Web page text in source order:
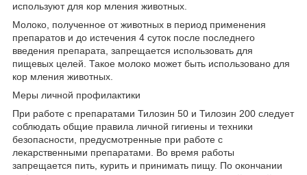
используют для кор мления животных.
Молоко, полученное от животных в период применения
препаратов и до истечения 4 суток после последнего
введения препарата, запрещается использовать для
пищевых целей. Такое молоко может быть использовано для
кор мления животных.
Меры личной профилактики
При работе с препаратами Тилозин 50 и Тилозин 200 следует
соблюдать общие правила личной гигиены и техники
безопасности, предусмотренные при работе с
лекарственными препаратами. Во время работы
запрещается пить, курить и принимать пищу. По окончании